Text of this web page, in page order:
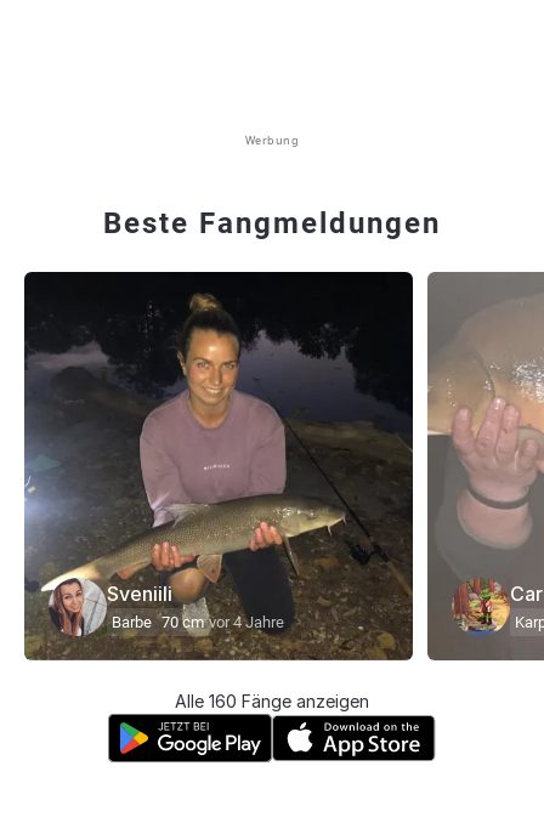
Werbung
Beste Fangmeldungen
Sveniili
Barbe 70 cm vor 4 Jahre
Alle 160 Fänge anzeigen